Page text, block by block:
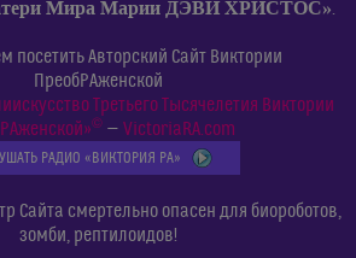
Мира Марии ДЭВИ ХРИСТОС».
посетить Авторский Сайт Виктории
ПреобРАженской
Третьего Тысячелетия Виктории
©— VictoriaRA.com
РАДИО «ВИКТОРИЯ РА»
Сайта смертельно опасен для биороботов,
зомби, рептилоидов!